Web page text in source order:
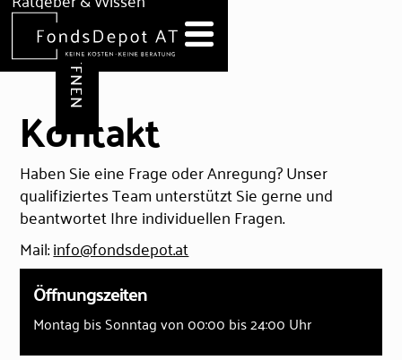
Hilfe & Formulare
DEPOT ERÖFFNEN
Kontakt
Haben Sie eine Frage oder Anregung? Unser
qualifiziertes Team unterstützt Sie gerne und
beantwortet Ihre individuellen Fragen.
Mail:info@fondsdepot.at
Öffnungszeiten
Montag bis Sonntag von 00:00 bis 24:00 Uhr